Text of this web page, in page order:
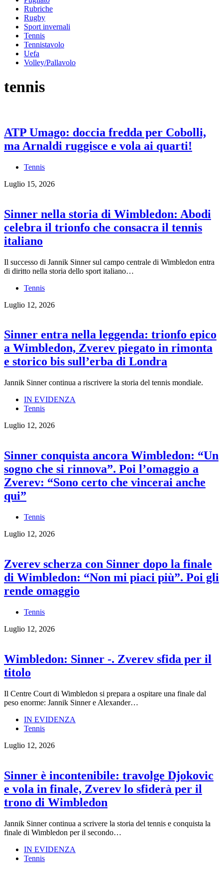
Rubriche
Rugby
Sport invernali
Tennis
Tennistavolo
Uefa
Volley/Pallavolo
tennis
ATP Umago: doccia fredda per Cobolli,
ma Arnaldi ruggisce e vola ai quarti!
Tennis
Luglio 15, 2026
Sinner nella storia di Wimbledon: Abodi
celebra il trionfo che consacra il tennis
italiano
Il successo di Jannik Sinner sul campo centrale di Wimbledon entra
di diritto nella storia dello sport italiano…
Tennis
Luglio 12, 2026
Sinner entra nella leggenda: trionfo epico
a Wimbledon, Zverev piegato in rimonta
e storico bis sull’erba di Londra
Jannik Sinner continua a riscrivere la storia del tennis mondiale.
IN EVIDENZA
Tennis
Luglio 12, 2026
Sinner conquista ancora Wimbledon: “Un
sogno che si rinnova”. Poi l’omaggio a
Zverev: “Sono certo che vincerai anche
qui”
Tennis
Luglio 12, 2026
Zverev scherza con Sinner dopo la finale
di Wimbledon: “Non mi piaci più”. Poi gli
rende omaggio
Tennis
Luglio 12, 2026
Wimbledon: Sinner -. Zverev sfida per il
titolo
Il Centre Court di Wimbledon si prepara a ospitare una finale dal
peso enorme: Jannik Sinner e Alexander…
IN EVIDENZA
Tennis
Luglio 12, 2026
Sinner è incontenibile: travolge Djokovic
e vola in finale, Zverev lo sfiderà per il
trono di Wimbledon
Jannik Sinner continua a scrivere la storia del tennis e conquista la
finale di Wimbledon per il secondo…
IN EVIDENZA
Tennis